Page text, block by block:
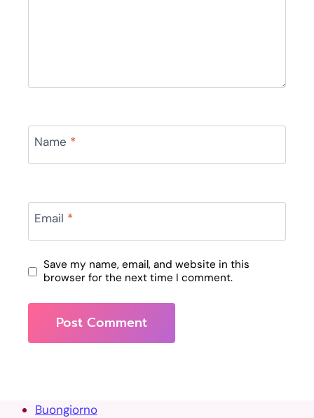
Name *
Email *
Save my name, email, and website in this
browser for the next time I comment.
Buongiorno